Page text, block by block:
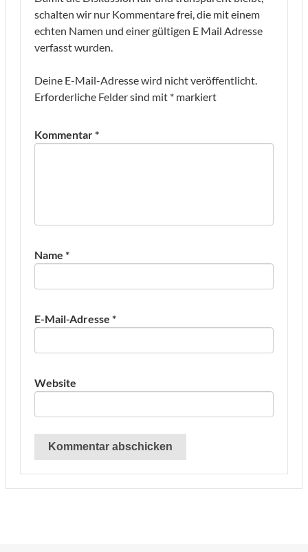
schalten wir nur Kommentare frei, die mit einem
echten Namen und einer gültigen E Mail Adresse
verfasst wurden.
Deine E-Mail-Adresse wird nicht veröffentlicht.
Erforderliche Felder sind mit * markiert
Kommentar*
Name *
E-Mail-Adresse *
Website